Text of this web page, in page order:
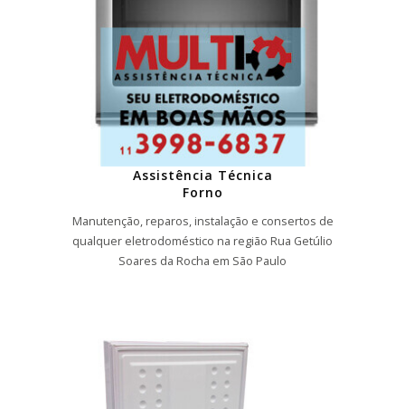
Assistência Técnica
Forno
Manutenção, reparos, instalação e consertos de
qualquer eletrodoméstico na região Rua Getúlio
Soares da Rocha em São Paulo